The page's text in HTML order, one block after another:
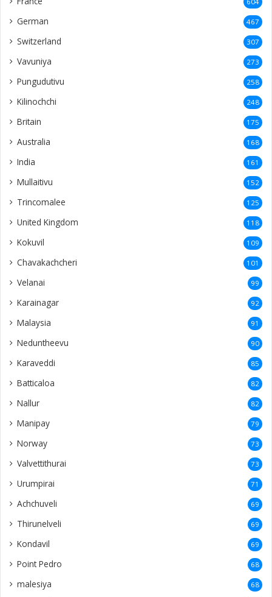
German 467
Switzerland 307
Vavuniya 273
Pungudutivu 258
Kilinochchi 248
Britain 175
Australia 168
India 161
Mullaitivu 152
Trincomalee 125
United Kingdom 118
Kokuvil 109
Chavakachcheri 101
Velanai 99
Karainagar 92
Malaysia 91
Neduntheevu 90
Karaveddi 85
Batticaloa 82
Nallur 82
Manipay 79
Norway 73
Valvettithurai 73
Urumpirai 71
Achchuveli 69
Thirunelveli 69
Kondavil 69
Point Pedro 68
malesiya 68